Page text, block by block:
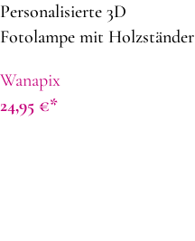
Personalisierte 3D
Fotolampe mit Holzständer
Wanapix
24,95 €